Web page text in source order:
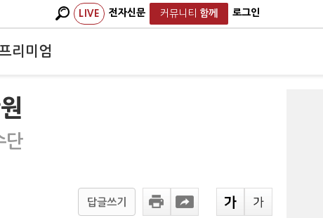
LIVE 전자신문 커뮤니티 함께 로그인
리미엄
단
답글쓰기